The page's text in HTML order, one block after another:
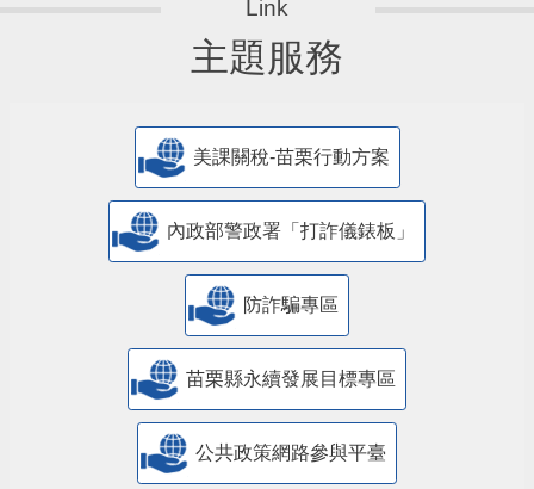
主題服務
美課關稅-苗栗行動方案
內政部警政署「打詐儀錶板」
防詐騙專區
苗栗縣永續發展目標專區
公共政策網路參與平臺